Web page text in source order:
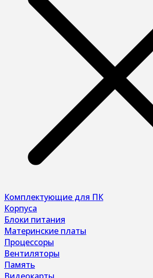
Комплектующие для ПК
Корпуса
Блоки питания
Материнские платы
Процессоры
Вентиляторы
Память